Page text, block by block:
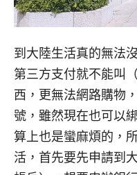
到大陸生活真的無法
第三方支付就不能叫
西，更無法網路購物
號，雖然現在也可以
算上也是蠻麻煩的，
活，首先要先申請到